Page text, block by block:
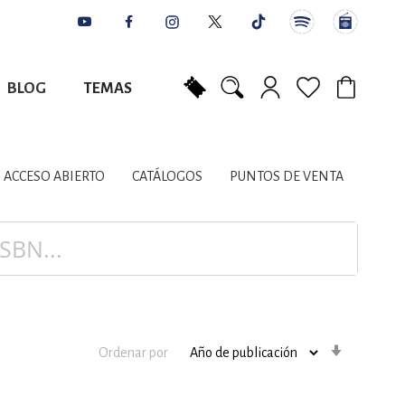
BLOG TEMAS
LITERARIOS
PLANIFICACIÓN
ACCESO ABIERTO CATÁLOGOS PUNTOS DE VENTA
Ordenar por